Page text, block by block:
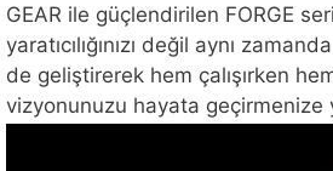
GEAR ile güçlendirilen FORGE
yaratıcılığınızı değil aynı
de geliştirerek hem çalışırken
vizyonunuzu hayata geçirmenize